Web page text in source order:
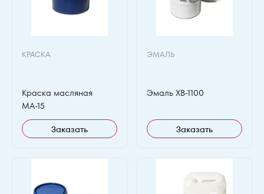
КРАСКА
Краска масляная
МА-15
Заказать
ЭМАЛЬ
Эмаль ХВ-1100
Заказать